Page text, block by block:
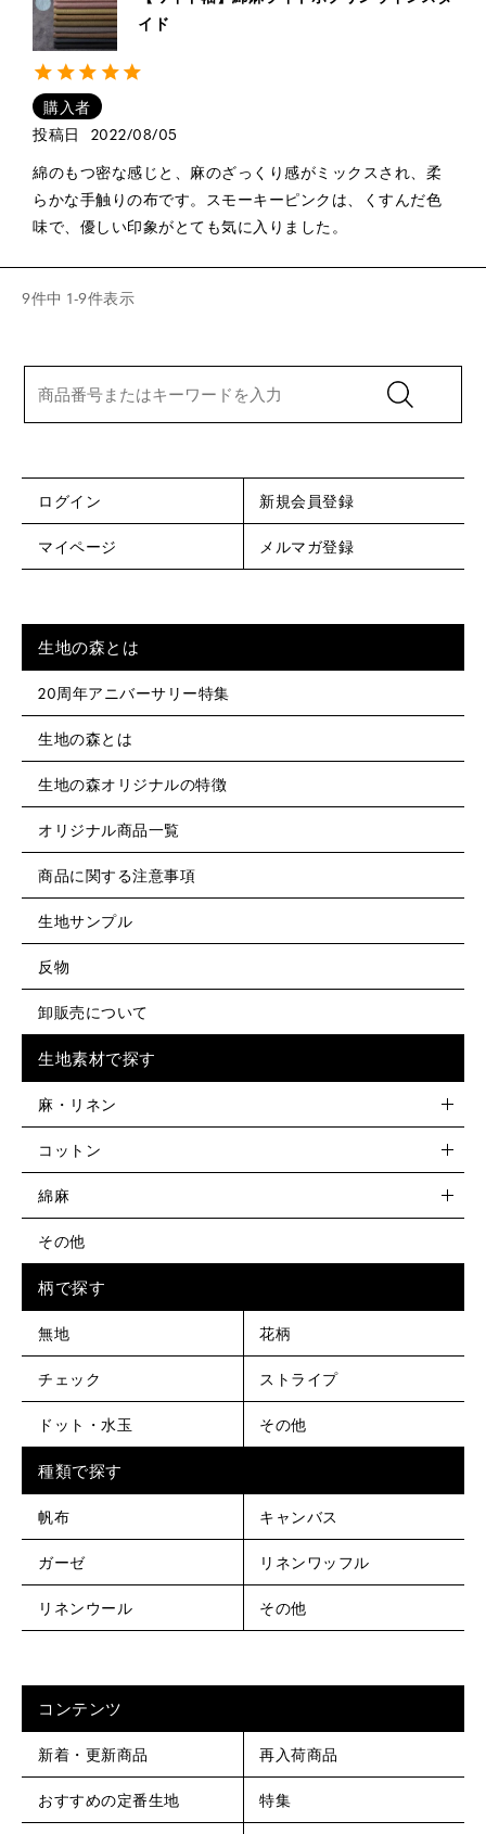
イド
購入者
投稿日
2022/08/05
綿のもつ密な感じと、麻のざっくり感がミックスされ、柔
らかな手触りの布です。スモーキーピンクは、くすんだ色
味で、優しい印象がとても気に入りました。
9件中 1-9件表示
ログイン 新規会員登録
マイページ メルマガ登録
生地の森とは
20周年アニバーサリー特集
生地の森とは
生地の森オリジナルの特徴
オリジナル商品一覧
商品に関する注意事項
生地サンプル
反物
卸販売について
生地素材で探す
麻・リネン
コットン
綿麻
その他
柄で探す
無地 花柄
チェック ストライプ
ドット・水玉 その他
種類で探す
帆布 キャンバス
ガーゼ リネンワッフル
リネンウール その他
コンテンツ
新着・更新商品 再入荷商品
おすすめの定番生地 特集